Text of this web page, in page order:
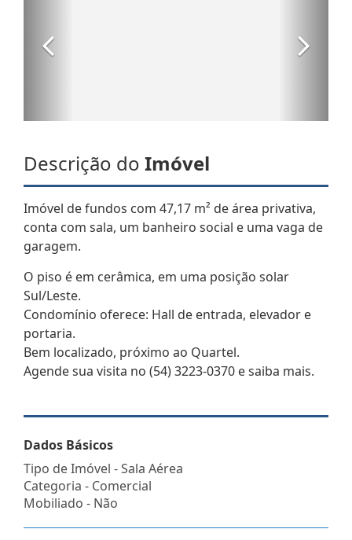
Descrição do Imóvel
Imóvel de fundos com 47,17 m² de área privativa,
conta com sala, um banheiro social e uma vaga de
garagem.
O piso é em cerâmica, em uma posição solar
Sul/Leste.
Condomínio oferece: Hall de entrada, elevador e
portaria.
Bem localizado, próximo ao Quartel.
Agende sua visita no (54) 3223-0370 e saiba mais.
Dados Básicos
Tipo de Imóvel - Sala Aérea
Categoria - Comercial
Mobiliado - Não